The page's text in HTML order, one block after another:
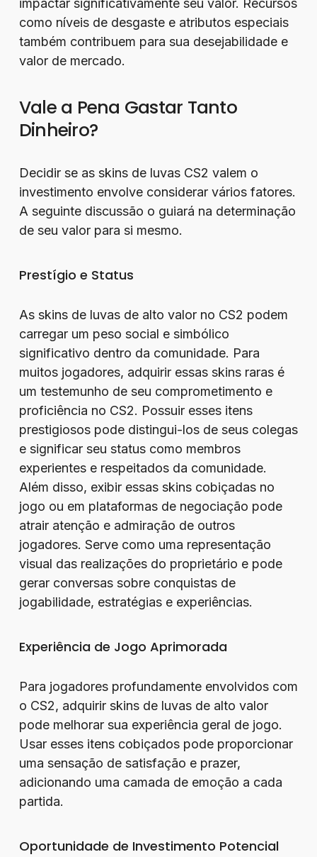
impactar significativamente seu valor. Recursos
como níveis de desgaste e atributos especiais
também contribuem para sua desejabilidade e
valor de mercado.
Vale a Pena Gastar Tanto
Dinheiro?
Decidir se as skins de luvas CS2 valem o
investimento envolve considerar vários fatores.
A seguinte discussão o guiará na determinação
de seu valor para si mesmo.
Prestígio e Status
As skins de luvas de alto valor no CS2 podem
carregar um peso social e simbólico
significativo dentro da comunidade. Para
muitos jogadores, adquirir essas skins raras é
um testemunho de seu comprometimento e
proficiência no CS2. Possuir esses itens
prestigiosos pode distingui-los de seus colegas
e significar seu status como membros
experientes e respeitados da comunidade.
Além disso, exibir essas skins cobiçadas no
jogo ou em plataformas de negociação pode
atrair atenção e admiração de outros
jogadores. Serve como uma representação
visual das realizações do proprietário e pode
gerar conversas sobre conquistas de
jogabilidade, estratégias e experiências.
Experiência de Jogo Aprimorada
Para jogadores profundamente envolvidos com
o CS2, adquirir skins de luvas de alto valor
pode melhorar sua experiência geral de jogo.
Usar esses itens cobiçados pode proporcionar
uma sensação de satisfação e prazer,
adicionando uma camada de emoção a cada
partida.
Oportunidade de Investimento Potencial